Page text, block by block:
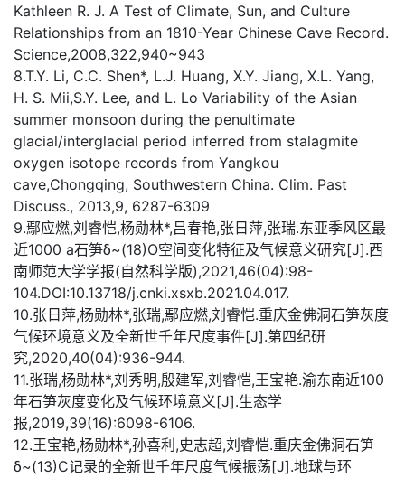
Kathleen R. J. A Test of Climate, Sun, and Culture
Relationships from an 1810-Year Chinese Cave Record.
Science,2008,322,940~943
8.T.Y. Li, C.C. Shen*, L.J. Huang, X.Y. Jiang, X.L. Yang,
H. S. Mii,S.Y. Lee, and L. Lo Variability of the Asian
summer monsoon during the penultimate
glacial/interglacial period inferred from stalagmite
oxygen isotope records from Yangkou
cave,Chongqing, Southwestern China. Clim. Past
Discuss., 2013,9, 6287-6309
9.鄢应燃,刘睿恺,杨勋林*,吕春艳,张日萍,张瑞.东亚季风区最
近1000 a石笋δ~(18)O空间变化特征及气候意义研究[J].西
南师范大学学报(自然科学版),2021,46(04):98-
104.DOI:10.13718/j.cnki.xsxb.2021.04.017.
10.张日萍,杨勋林*,张瑞,鄢应燃,刘睿恺.重庆金佛洞石笋灰度
气候环境意义及全新世千年尺度事件[J].第四纪研
究,2020,40(04):936-944.
11.张瑞,杨勋林*,刘秀明,殷建军,刘睿恺,王宝艳.渝东南近100
年石笋灰度变化及气候环境意义[J].生态学
报,2019,39(16):6098-6106.
12.王宝艳,杨勋林*,孙喜利,史志超,刘睿恺.重庆金佛洞石笋
δ~(13)C记录的全新世千年尺度气候振荡[J].地球与环